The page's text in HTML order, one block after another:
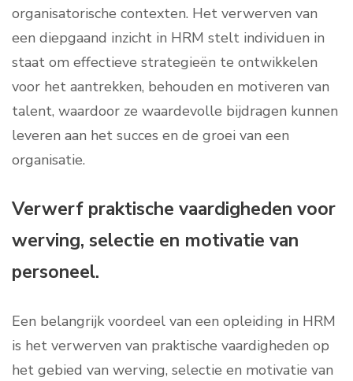
organisatorische contexten. Het verwerven van
een diepgaand inzicht in HRM stelt individuen in
staat om effectieve strategieën te ontwikkelen
voor het aantrekken, behouden en motiveren van
talent, waardoor ze waardevolle bijdragen kunnen
leveren aan het succes en de groei van een
organisatie.
Verwerf praktische vaardigheden voor
werving, selectie en motivatie van
personeel.
Een belangrijk voordeel van een opleiding in HRM
is het verwerven van praktische vaardigheden op
het gebied van werving, selectie en motivatie van